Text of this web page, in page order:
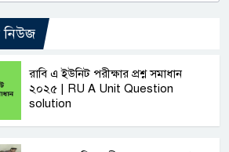
নিউজ
রাবি এ ইউনিট পরীক্ষার প্রশ্ন সমাধান
২০২৫ | RU A Unit Question
solution